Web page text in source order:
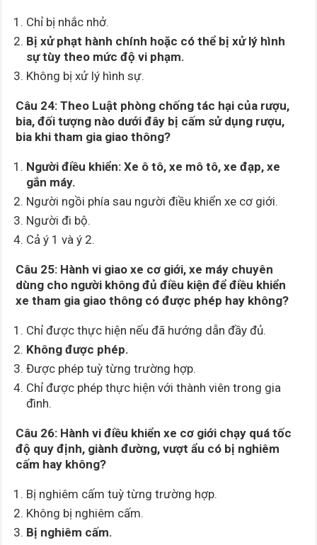
Chỉ bị nhắc nhở.
Bị xử phạt hành chính hoặc có thể bị xử lý hình
sự tùy theo mức độ vi phạm.
Không bị xử lý hình sự.
Câu 24: Theo Luật phòng chống tác hại của rượu,
bia, đối tượng nào dưới đây bị cấm sử dụng rượu,
bia khi tham gia giao thông?
Người điều khiển: Xe ô tô, xe mô tô, xe đạp, xe
gắn máy.
Người ngồi phía sau người điều khiển xe cơ giới.
Người đi bộ.
Cả ý 1 và ý 2.
Câu 25: Hành vi giao xe cơ giới, xe máy chuyên
dùng cho người không đủ điều kiện để điều khiển
xe tham gia giao thông có được phép hay không?
Chỉ được thực hiện nếu đã hướng dẫn đầy đủ.
Không được phép.
Được phép tuỳ từng trường hợp.
Chỉ được phép thực hiện với thành viên trong gia
đình.
Câu 26: Hành vi điều khiển xe cơ giới chạy quá tốc
độ quy định, giành đường, vượt ẩu có bị nghiêm
cấm hay không?
Bị nghiêm cấm tuỳ từng trường hợp.
Không bị nghiêm cấm.
Bị nghiêm cấm.